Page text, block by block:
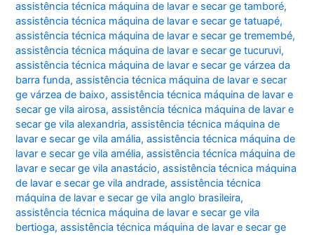
assistência técnica máquina de lavar e secar ge tamboré,
assistência técnica máquina de lavar e secar ge tatuapé,
assistência técnica máquina de lavar e secar ge tremembé,
assistência técnica máquina de lavar e secar ge tucuruvi,
assistência técnica máquina de lavar e secar ge várzea da
barra funda,assistência técnica máquina de lavar e secar
ge várzea de baixo,assistência técnica máquina de lavar e
secar ge vila airosa,assistência técnica máquina de lavar e
secar ge vila alexandria,assistência técnica máquina de
lavar e secar ge vila amália,assistência técnica máquina de
lavar e secar ge vila amélia,assistência técnica máquina de
lavar e secar ge vila anastácio,assistência técnica máquina
de lavar e secar ge vila andrade,assistência técnica
máquina de lavar e secar ge vila anglo brasileira,
assistência técnica máquina de lavar e secar ge vila
bertioga,assistência técnica máquina de lavar e secar ge